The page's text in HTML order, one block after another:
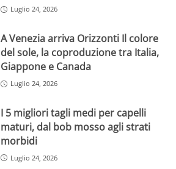
Luglio 24, 2026
A Venezia arriva Orizzonti Il colore
del sole, la coproduzione tra Italia,
Giappone e Canada
Luglio 24, 2026
I 5 migliori tagli medi per capelli
maturi, dal bob mosso agli strati
morbidi
Luglio 24, 2026